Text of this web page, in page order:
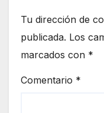
Tu dirección de
publicada. Los
marcados con *
Comentario *